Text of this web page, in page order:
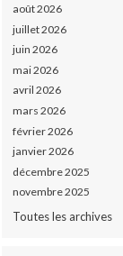
août 2026
juillet 2026
juin 2026
mai 2026
avril 2026
mars 2026
février 2026
janvier 2026
décembre 2025
novembre 2025
Toutes les archives